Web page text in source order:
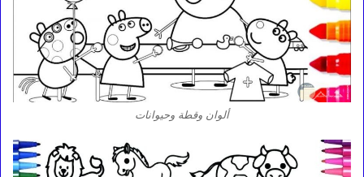
ألوان وقطة وحيوانات